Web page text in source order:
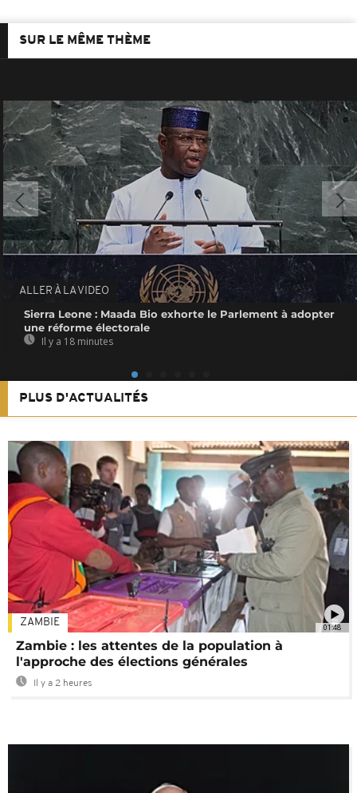
SUR LE MÊME THÈME
ALLER À LA VIDEO
Sierra Leone : Maada Bio exhorte le Parlement à adopter
une réforme électorale
Il y a 18 minutes
PLUS D'ACTUALITÉS
01:48
ZAMBIE
Zambie : les attentes de la population à
l'approche des élections générales
Il y a 2 heures